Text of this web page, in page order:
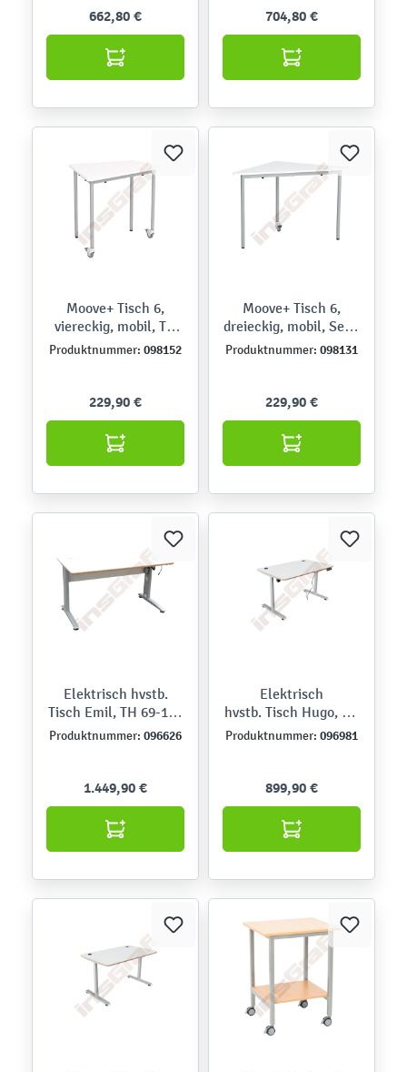
662,80 € 704,80 €
Moove+ Tisch 6,
viereckig, mobil, TH
76 cm - weiß
Produktnummer: 098152
229,90 €
Moove+ Tisch 6,
dreieckig, mobil, Seite
90 cm, TH 76 cm -
Produktnummer: 098131
229,90 €
Elektrisch hvstb.
Tisch Emil, TH 69-110
cm, Sperrholzplatte,
Produktnummer: 096626
1.449,90 €
Elektrisch
hvstb. Tisch Hugo, TH
70-117 cm,
alufarben - HPL weiß
Produktnummer: 096981
899,90 €